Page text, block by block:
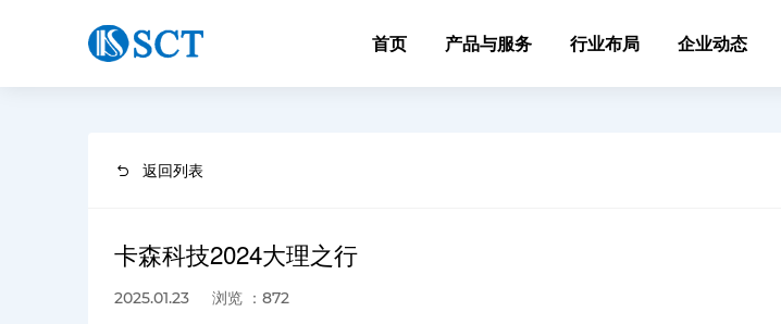
首页 产品与服务 行业布局 企业动态
返回列表
卡森科技2024大理之行
2025.01.23 浏览 ：872